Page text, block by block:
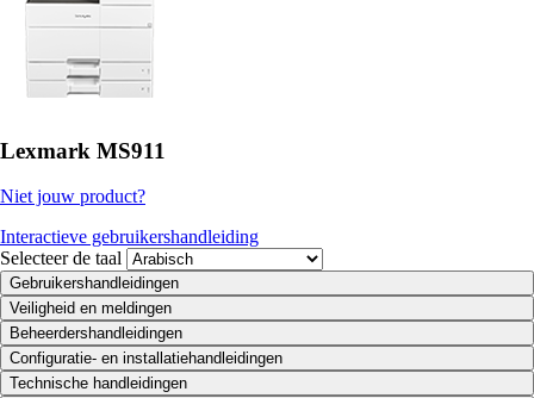
Lexmark MS911
Niet jouw product?
Interactieve gebruikershandleiding
Selecteer de taal
Gebruikershandleidingen
Veiligheid en meldingen
Beheerdershandleidingen
Configuratie- en installatiehandleidingen
Technische handleidingen